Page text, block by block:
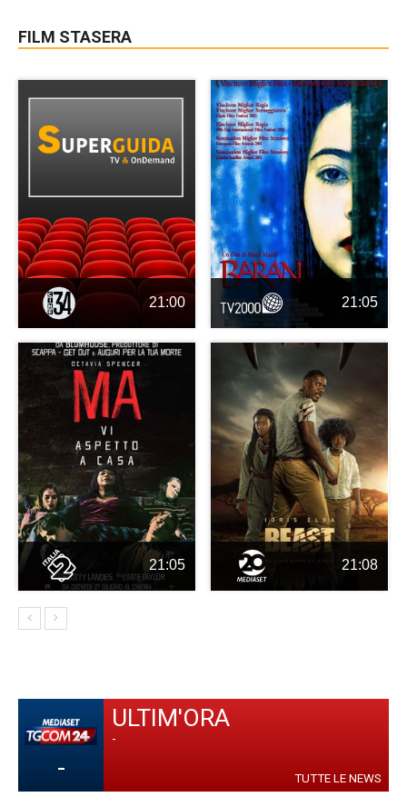
FILM STASERA
21:00 21:05
21:05 21:08
-
ULTIM'ORA
-
TUTTE LE NEWS